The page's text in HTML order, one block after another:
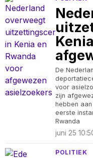
De
voor
zijn
hebben
eerste
Rwanda
juni 25
POLITIEK